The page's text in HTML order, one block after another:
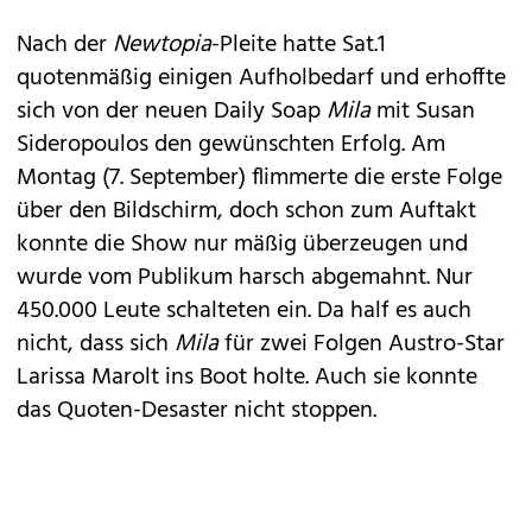
Nach derNewtopia-Pleite hatte Sat.1
quotenmäßig einigen Aufholbedarf und erhoffte
sich von der neuen Daily SoapMilamit Susan
Sideropoulos den gewünschten Erfolg. Am
Montag (7. September) flimmerte die erste Folge
über den Bildschirm, doch schon zum Auftakt
konnte die Show nur mäßig überzeugen und
wurde vom Publikum harsch abgemahnt. Nur
450.000 Leute schalteten ein. Da half es auch
nicht, dass sich Milafür zwei Folgen Austro-Star
Larissa Maroltins Boot holte. Auch sie konnte
das Quoten-Desaster nicht stoppen.